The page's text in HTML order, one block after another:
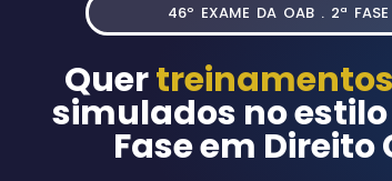
46º EXAME DA OAB . 2ª
Quer
simulados no
Fase em